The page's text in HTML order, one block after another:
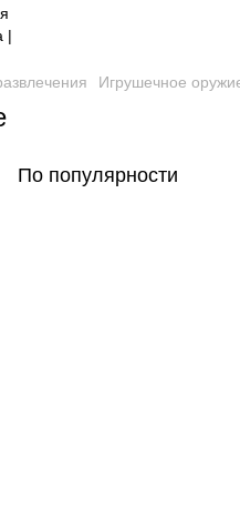
Игрушечное
По популярности